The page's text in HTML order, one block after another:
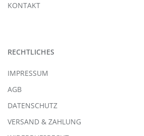
KONTAKT
RECHTLICHES
IMPRESSUM
AGB
DATENSCHUTZ
VERSAND & ZAHLUNG